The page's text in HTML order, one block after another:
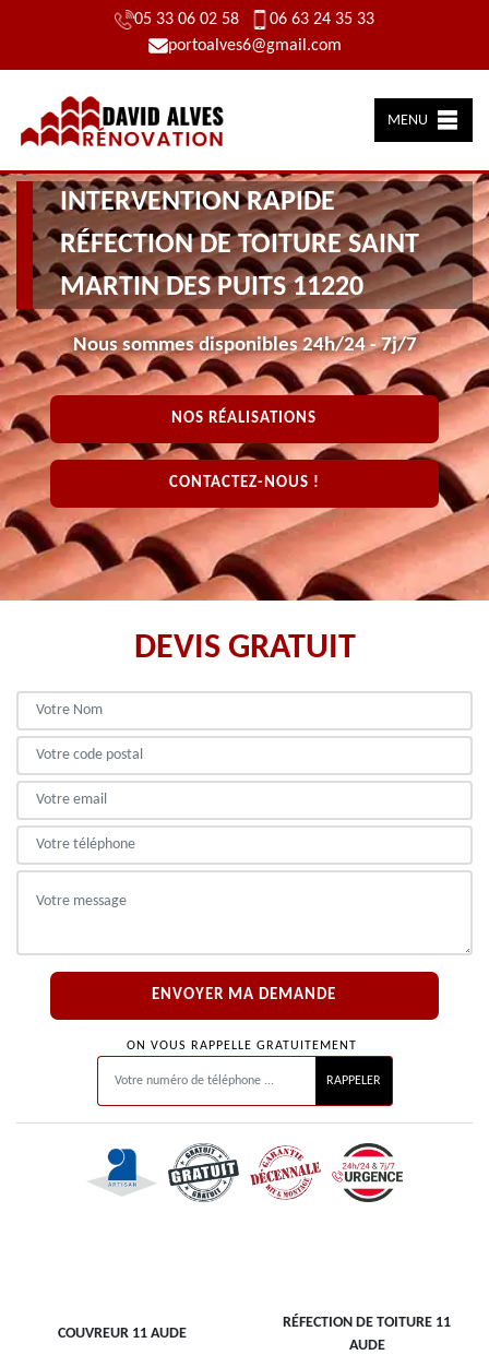
05 33 06 02 58
06 63 24 35 33
portoalves6@gmail.com
MENU
INTERVENTION RAPIDE
RÉFECTION DE TOITURE SAINT
MARTIN DES PUITS 11220
Nous sommes disponibles 24h/24 - 7j/7
NOS RÉALISATIONS
CONTACTEZ-NOUS !
DEVIS GRATUIT
ON VOUS RAPPELLE GRATUITEMENT
COUVREUR 11 AUDE
RÉFECTION DE TOITURE 11
AUDE